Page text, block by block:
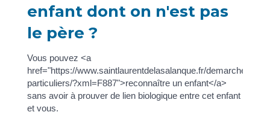
enfant dont on n'est pas
le père ?
Vous pouvez <a
href="https://www.saintlaurentdelasalanque.fr/demarches/sp-
particuliers/?xml=F887">reconnaître un enfant</a>
sans avoir à prouver de lien biologique entre cet enfant
et vous.